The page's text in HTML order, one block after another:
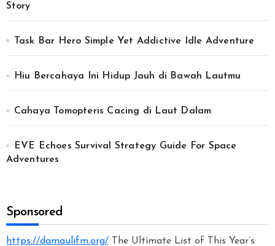
Story
Task Bar Hero Simple Yet Addictive Idle Adventure
Hiu Bercahaya Ini Hidup Jauh di Bawah Lautmu
Cahaya Tomopteris Cacing di Laut Dalam
EVE Echoes Survival Strategy Guide For Space
Adventures
Sponsored
https://damaulifm.org/The Ultimate List of This Year’s